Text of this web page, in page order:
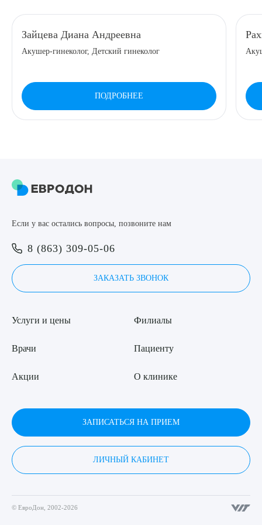
ЗАКАЗАТЬ ЗВОНОК
Зайцева Диана Андреевна
Акушер-гинеколог, Детский гинеколог
ПОДРОБНЕЕ
Если у вас остались вопросы, позвоните нам
8 (863) 309-05-06
ЗАКАЗАТЬ ЗВОНОК
Услуги и цены
Врачи
Акции
Филиалы
Пациенту
О клинике
ЗАПИСАТЬСЯ НА ПРИЕМ
ЛИЧНЫЙ КАБИНЕТ
© ЕвроДон, 2002-2026
ОТПРАВИТЬ
Я даю согласие наобработку персональных данных